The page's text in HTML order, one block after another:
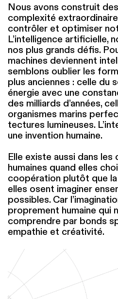
Nous avons construit
complexité
contrôler et optimiser
L’intelligence arti­fi­cielle,
nos plus grands défis.
machines deviennent
semblons oublier les
plus anciennes : celle du
énergie avec une
des milliards d’années,
organismes marins
tec­tures lumineuses.
une invention humaine.
Elle existe aussi dans les
humaines quand elles
coopération plutôt que
elles osent imaginer
possibles. Car
proprement humaine qui
comprendre par bonds
empathie et créativité.